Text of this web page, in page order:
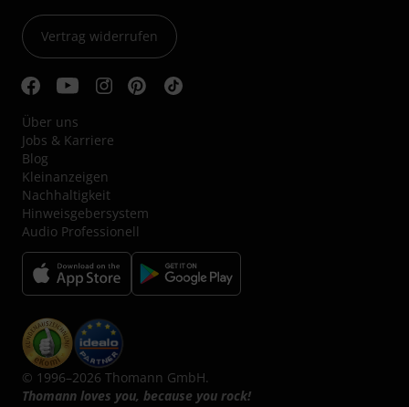
Vertrag widerrufen
Über uns
Jobs & Karriere
Blog
Kleinanzeigen
Nachhaltigkeit
Hinweisgebersystem
Audio Professionell
© 1996–2026 Thomann GmbH.
Thomann loves you, because you rock!